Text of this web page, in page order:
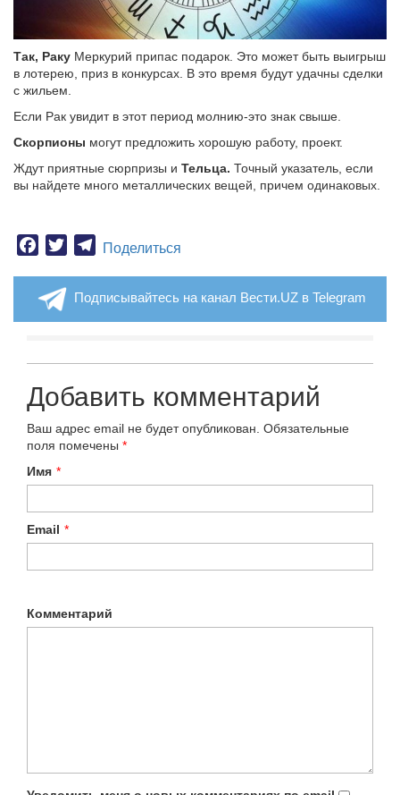
Так, Раку Меркурий припас подарок. Это может быть выигрыш
в лотерею, приз в конкурсах. В это время будут удачны сделки
с жильем.
Если Рак увидит в этот период молнию-это знак свыше.
Скорпионы могут предложить хорошую работу, проект.
Ждут приятные сюрпризы и Тельца. Точный указатель, если
вы найдете много металлических вещей, причем одинаковых.
Facebook
TwitterTelegram
Поделиться
Подписывайтесь на канал Вести.UZ в Telegram
Добавить комментарий
Ваш адрес email не будет опубликован. Обязательные
поля помечены *
Имя *
Email *
Комментарий